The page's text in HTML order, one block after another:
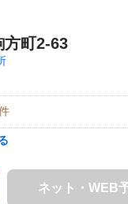
方町2-63
ネット・WEB